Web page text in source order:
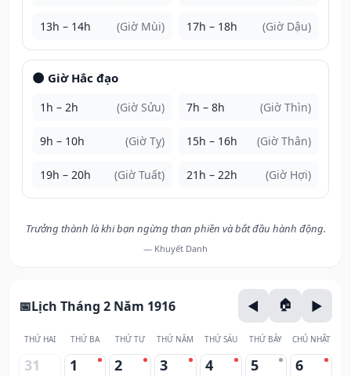
13h – 14h (Giờ Mùi) 17h – 18h (Giờ Dậu)
🌑 Giờ Hắc đạo
1h – 2h (Giờ Sửu) 7h – 8h (Giờ Thìn)
9h – 10h (Giờ Tỵ) 15h – 16h (Giờ Thân)
19h – 20h (Giờ Tuất) 21h – 22h (Giờ Hợi)
Trưởng thành là khi bạn ngừng than phiền và bắt đầu hành động.
— Khuyết Danh
Lịch Tháng 2 Năm 1916
THỨ HAI THỨ BA THỨ TƯ THỨ NĂM THỨ SÁU THỨ BẢY CHỦ NHẬT
31 1 2 3 4 5 6